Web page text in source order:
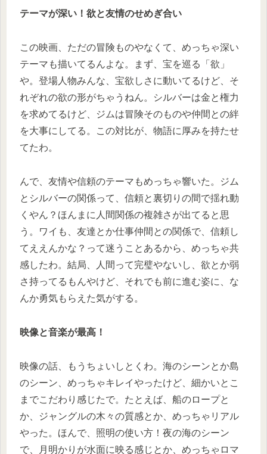
テーマが深い！欲と友情のせめぎ合い
この映画、ただの冒険ものやなくて、めっちゃ深い
テーマも描いてるんよな。まず、宝を巡る「欲」
や。登場人物みんな、宝欲しさに動いてるけど、そ
れぞれの欲の形がちゃうねん。シルバーは金と権力
を求めてるけど、ジムは冒険そのものや仲間との絆
を大事にしてる。この対比が、物語に厚みを持たせ
てたわ。
んで、友情や信頼のテーマもめっちゃ響いた。ジム
とシルバーの関係って、信頼と裏切りの間で揺れ動
くやん？ほんまに人間関係の複雑さが出てると思
う。ワイも、友達とか仕事仲間との関係で、信頼し
てええんかな？って迷うことあるから、めっちゃ共
感したわ。結局、人間って完璧やないし、欲とか弱
さ持ってるもんやけど、それでも前に進む姿に、な
んか勇気もらえた気がする。
映像と音楽が最高！
映像の話、もうちょいしとくわ。海のシーンとか島
のシーン、めっちゃキレイやったけど、細かいとこ
までこだわり感じたで。たとえば、船のロープと
か、ジャングルの木々の質感とか、めっちゃリアル
やった。ほんで、照明の使い方！夜の海のシーン
で、月明かりが水面に映る感じとか、めっちゃロマ